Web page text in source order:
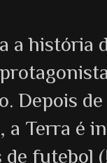
a história
Depois
a Terra é
de futebol